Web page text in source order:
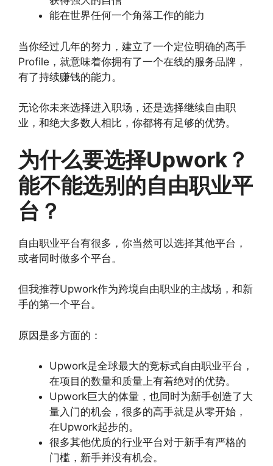
能在世界任何一个角落工作的能力
当你经过几年的努力，建立了一个定位明确的高手
Profile，就意味着你拥有了一个在线的服务品牌，
有了持续赚钱的能力。
无论你未来选择进入职场，还是选择继续自由职
业，和绝大多数人相比，你都将有足够的优势。
为什么要选择Upwork？
能不能选别的自由职业平
台？
自由职业平台有很多，你当然可以选择其他平台，
或者同时做多个平台。
但我推荐Upwork作为跨境自由职业的主战场，和新
手的第一个平台。
原因是多方面的：
Upwork是全球最大的竞标式自由职业平台，
在项目的数量和质量上有着绝对的优势。
Upwork巨大的体量，也同时为新手创造了大
量入门的机会，很多的高手就是从零开始，
在Upwork起步的。
很多其他优质的行业平台对于新手有严格的
门槛，新手并没有机会。